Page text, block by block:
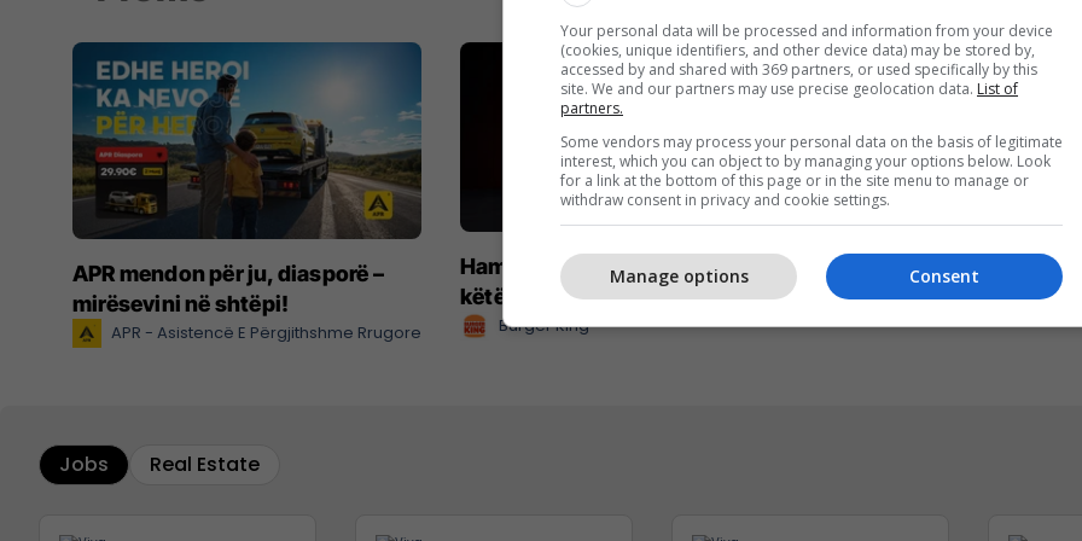
APR mendon për ju, diasporë –
mirësevini në shtëpi!
APR - Asistencë E Përgjithshme Rrugore
Hamburgeri ma kjut najher vjen
këtë verë në Burger King
Burger King
Me ju në çdo kilometër -
EXFIS
Jobs Real Estate
Your personal data will be processed and information from your device
(cookies, unique identifiers, and other device data) may be stored by,
accessed by and shared with 369 partners, or used specifically by this
site. We and our partners may use precise geolocation data. List of
partners.
Some vendors may process your personal data on the basis of legitimate
interest, which you can object to by managing your options below. Look
for a link at the bottom of this page or in the site menu to manage or
withdraw consent in privacy and cookie settings.
Consent
Manage options